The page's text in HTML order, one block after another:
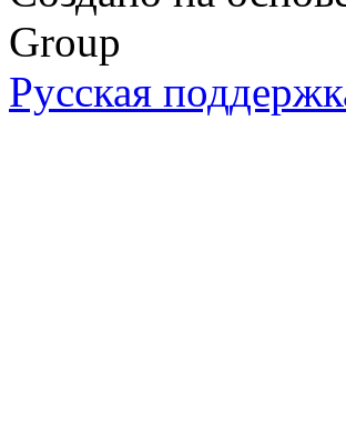
Group
Русская